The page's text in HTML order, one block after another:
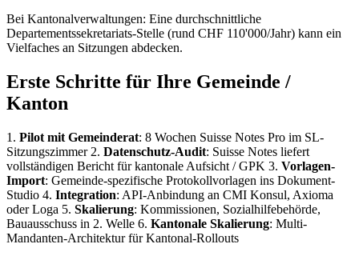
Bei Kantonalverwaltungen: Eine durchschnittliche
Departementssekretariats-Stelle (rund CHF 110'000/Jahr) kann ein
Vielfaches an Sitzungen abdecken.
Erste Schritte für Ihre Gemeinde /
Kanton
1. Pilot mit Gemeinderat: 8 Wochen Suisse Notes Pro im SL-
Sitzungszimmer 2. Datenschutz-Audit: Suisse Notes liefert
vollständigen Bericht für kantonale Aufsicht / GPK 3. Vorlagen-
Import: Gemeinde-spezifische Protokollvorlagen ins Dokument-
Studio 4. Integration: API-Anbindung an CMI Konsul, Axioma
oder Loga 5. Skalierung: Kommissionen, Sozialhilfebehörde,
Bauausschuss in 2. Welle 6. Kantonale Skalierung: Multi-
Mandanten-Architektur für Kantonal-Rollouts